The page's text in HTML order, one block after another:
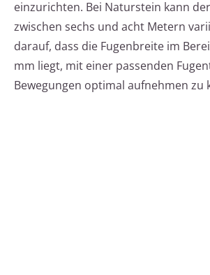
einzurichten. Bei Naturstein kann
zwischen sechs und acht Metern
darauf, dass die Fugenbreite im
mm liegt, mit einer passenden
Bewegungen optimal aufnehmen zu